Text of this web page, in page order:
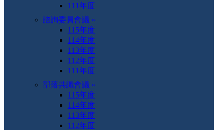
111年度
諮詢委員會議 »
115年度
114年度
113年度
112年度
111年度
部落共識會議 »
115年度
114年度
113年度
112年度